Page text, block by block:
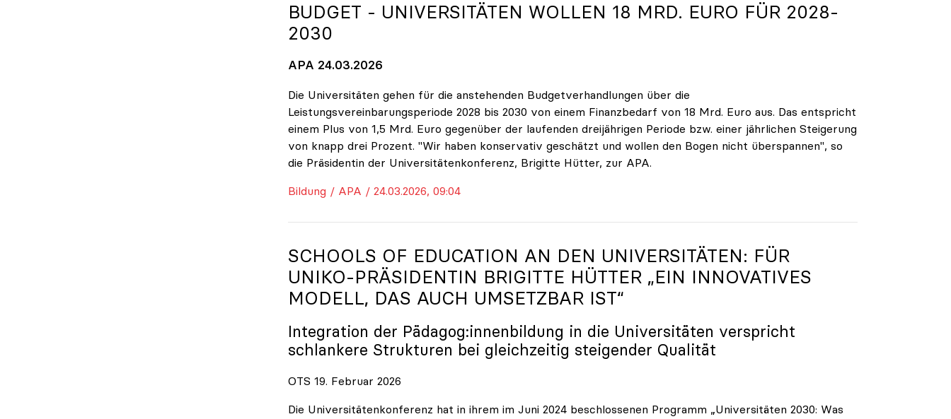
BUDGET - UNIVERSITÄTEN WOLLEN 18 MRD. EURO FÜR 2028-
2030
APA 24.03.2026
Die Universitäten gehen für die anstehenden Budgetverhandlungen über die
Leistungsvereinbarungsperiode 2028 bis 2030 von einem Finanzbedarf von 18 Mrd. Euro aus. Das entspricht
einem Plus von 1,5 Mrd. Euro gegenüber der laufenden dreijährigen Periode bzw. einer jährlichen Steigerung
von knapp drei Prozent. "Wir haben konservativ geschätzt und wollen den Bogen nicht überspannen", so
die Präsidentin der Universitätenkonferenz, Brigitte Hütter, zur APA.
Bildung / APA / 24.03.2026, 09:04
SCHOOLS OF EDUCATION AN DEN UNIVERSITÄTEN: FÜR
UNIKO-PRÄSIDENTIN BRIGITTE HÜTTER „EIN INNOVATIVES
MODELL, DAS AUCH UMSETZBAR IST“
Integration der Pädagog:innenbildung in die Universitäten verspricht
schlankere Strukturen bei gleichzeitig steigender Qualität
OTS 19. Februar 2026
Die Universitätenkonferenz hat in ihrem im Juni 2024 beschlossenen Programm „Universitäten 2030: Was